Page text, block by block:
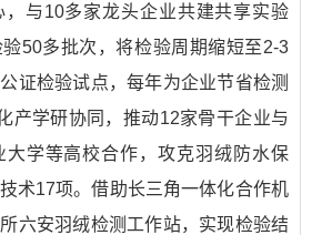
与10多家龙头企业共建共享实验
50多批次，将检验周期缩短至2-3
证检验试点，每年为企业节省检测
产学研协同，推动12家骨干企业与
大学等高校合作，攻克羽绒防水保
术17项。借助长三角一体化合作机
六安羽绒检测工作站，实现检验结